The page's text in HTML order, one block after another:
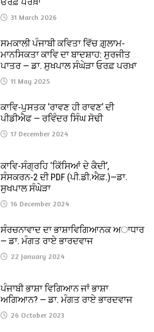
31 March 2026
ਸਮਕਾਲੀ ਪੰਜਾਬੀ ਕਵਿਤਾ ਵਿੱਚ ਗ਼ੁਲਾਮ-
ਮਾਨਸਿਕਤਾ ਕਾਵਿ ਦਾ ਬਾਦਸ਼ਾਹ: ਸੁਰਜੀਤ
ਪਾਤਰ — ਡਾ. ਸੁਖਪਾਲ ਸੰਘੇੜਾ ਓਰਫ਼ ਪਰਖ਼ਾ
11 May 2025
ਕਾਵਿ-ਪੁਸਤਕ ‘ਰਾਵਣ ਹੀ ਰਾਵਣ’ ਦੀ
ਪੀਡੀਐਫ — ਰਵਿੰਦਰ ਸਿੰਘ ਸੋਢੀ
17 December 2024
ਕਾਵਿ-ਸੰਗ੍ਰਹਿ ‘ਕਿੱਸਿਆਂ ਦੇ ਕੈਦੀ’,
ਸੰਸਕਰਨ-2 ਦੀ PDF (ਪੀ.ਡੀ.ਐਫ਼.)—ਡਾ.
ਸੁਖਪਾਲ ਸੰਘੇੜਾ
16 December 2024
ਸੰਰਚਨਾਵਾਦ ਦਾ ਭਾਸ਼ਾਵਿਗਿਆਨਕ ਅਾਧਾਰ
— ਡਾ. ਮੰਗਤ ਰਾਏ ਭਾਰਦਵਾਜ
22 January 2024
ਪੰਜਾਬੀ ਭਾਸ਼ਾ ਵਿਗਿਆਨ ਜਾਂ ਭਾਸ਼ਾ
ਅਗਿਆਨ? — ਡਾ. ਮੰਗਤ ਰਾਏ ਭਾਰਦਵਾਜ
26 October 2023